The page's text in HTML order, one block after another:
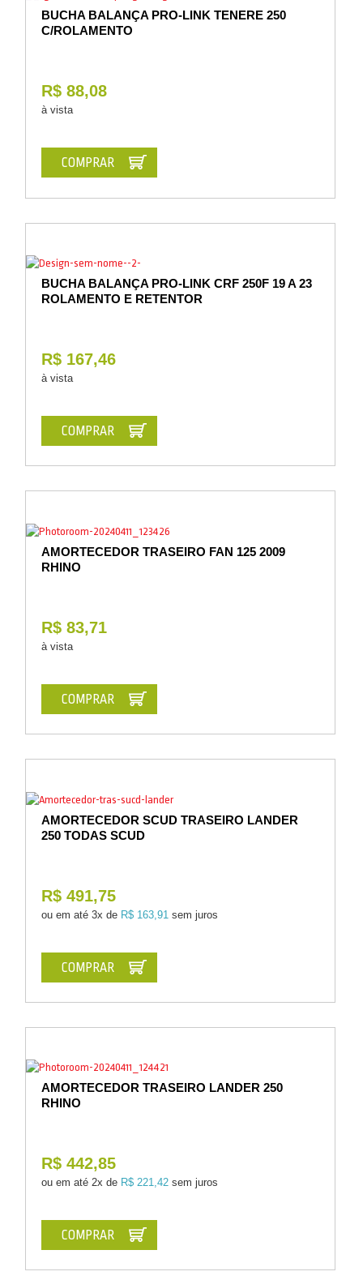
BUCHA BALANÇA PRO-LINK TENERE 250
C/ROLAMENTO
R$ 88,08
à vista
COMPRAR
BUCHA BALANÇA PRO-LINK CRF 250F 19 A 23
ROLAMENTO E RETENTOR
R$ 167,46
à vista
COMPRAR
AMORTECEDOR TRASEIRO FAN 125 2009
RHINO
R$ 83,71
à vista
COMPRAR
AMORTECEDOR SCUD TRASEIRO LANDER
250 TODAS SCUD
R$ 491,75
ou em até 3x de R$ 163,91 sem juros
COMPRAR
AMORTECEDOR TRASEIRO LANDER 250
RHINO
R$ 442,85
ou em até 2x de R$ 221,42 sem juros
COMPRAR